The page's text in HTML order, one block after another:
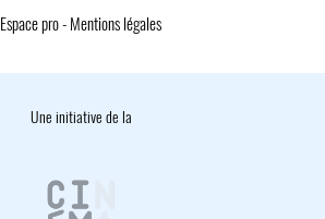
Espace pro- Mentions légales
Une initiative de la